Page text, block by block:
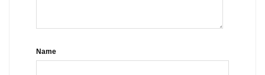
Name